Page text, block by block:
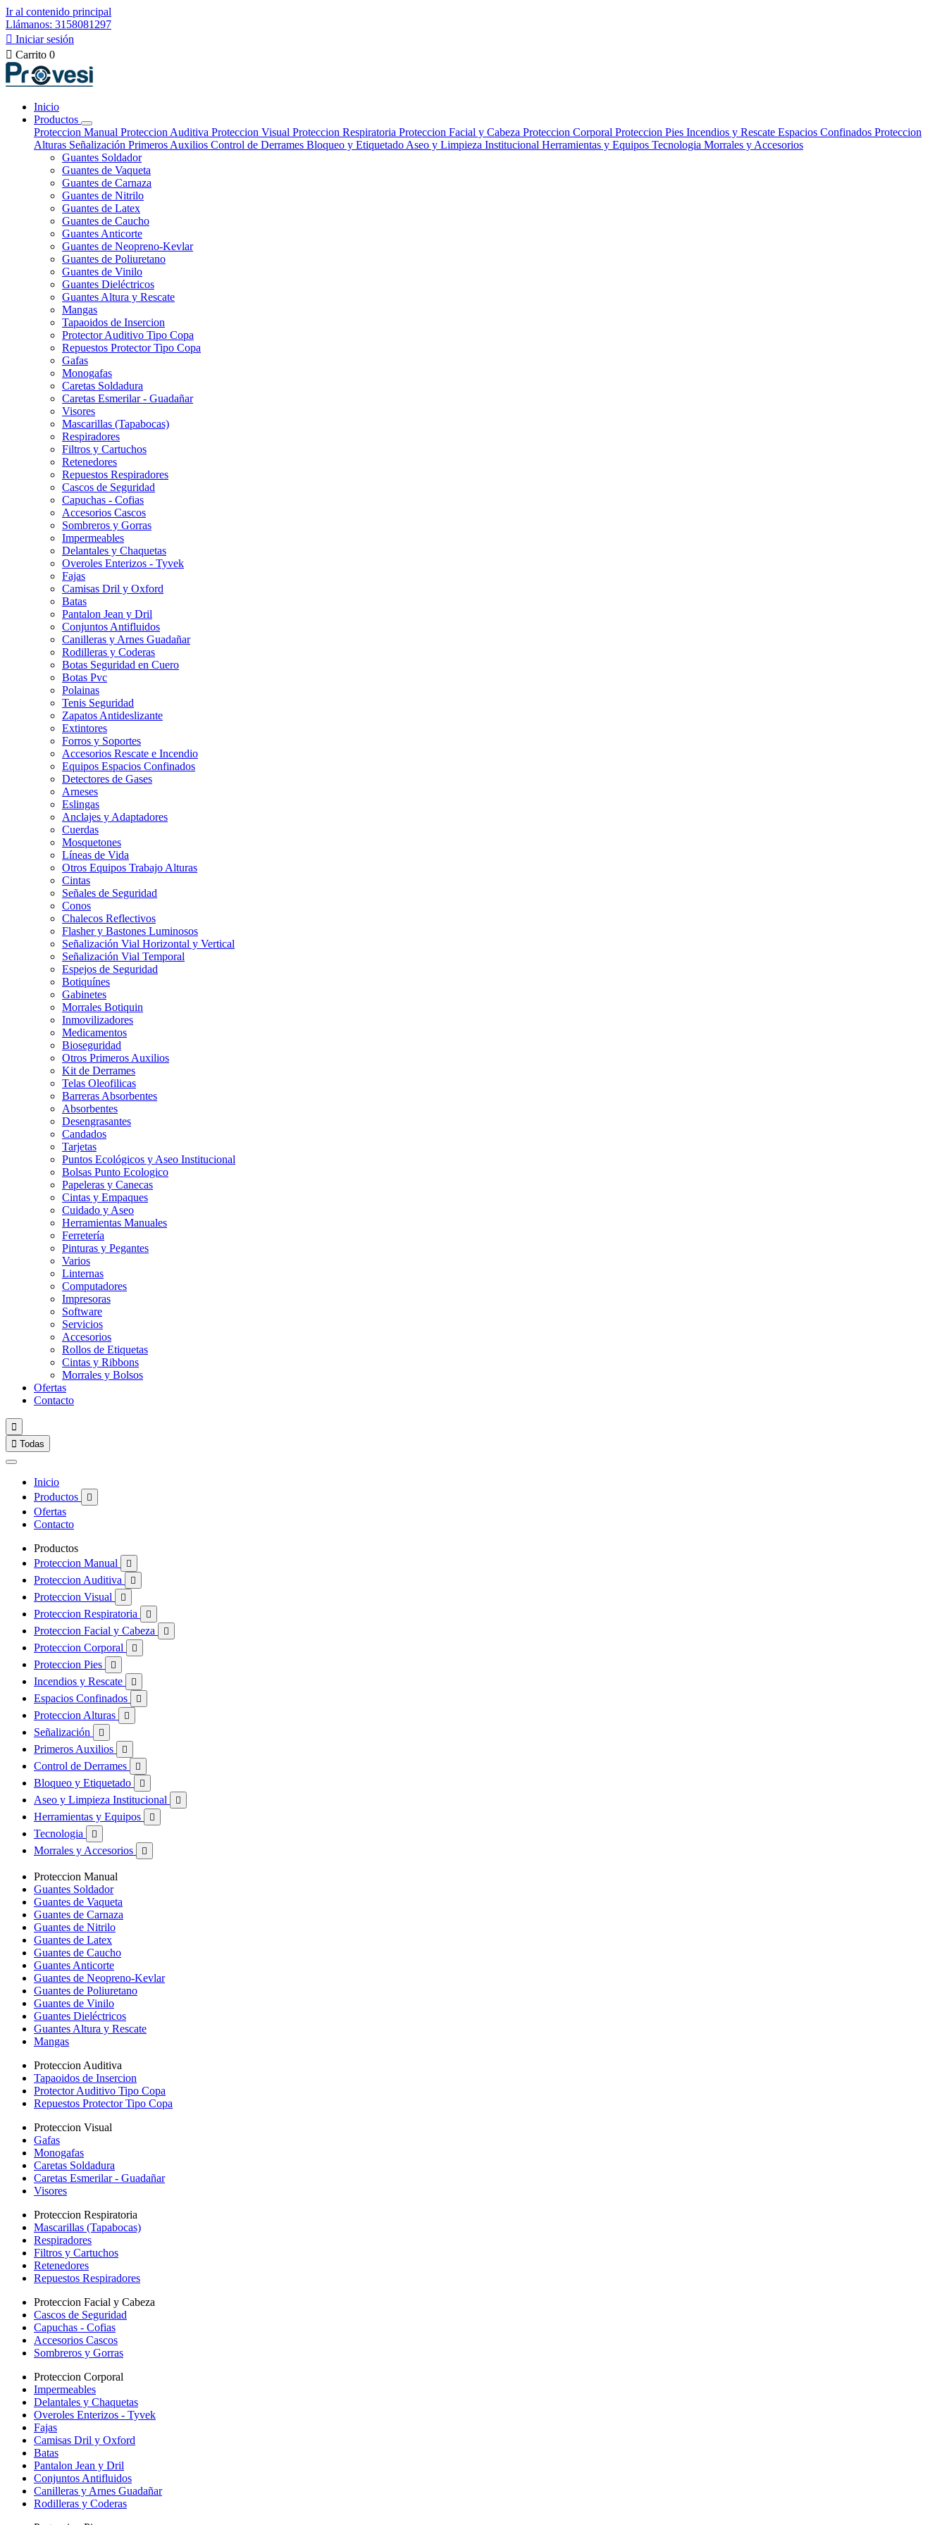
Ir al contenido principal
Llámanos: 3158081297
 Iniciar sesión
 Carrito 0
Inicio
Productos
Proteccion Manual Proteccion Auditiva Proteccion Visual Proteccion Respiratoria Proteccion Facial y Cabeza Proteccion Corporal Proteccion Pies Incendios y Rescate Espacios Confinados Proteccion
Alturas Señalización Primeros Auxilios Control de Derrames Bloqueo y Etiquetado Aseo y Limpieza Institucional Herramientas y Equipos Tecnologia Morrales y Accesorios
Guantes Soldador
Guantes de Vaqueta
Guantes de Carnaza
Guantes de Nitrilo
Guantes de Latex
Guantes de Caucho
Guantes Anticorte
Guantes de Neopreno-Kevlar
Guantes de Poliuretano
Guantes de Vinilo
Guantes Dieléctricos
Guantes Altura y Rescate
Mangas
Tapaoidos de Insercion
Protector Auditivo Tipo Copa
Repuestos Protector Tipo Copa
Gafas
Monogafas
Caretas Soldadura
Caretas Esmerilar - Guadañar
Visores
Mascarillas (Tapabocas)
Respiradores
Filtros y Cartuchos
Retenedores
Repuestos Respiradores
Cascos de Seguridad
Capuchas - Cofias
Accesorios Cascos
Sombreros y Gorras
Impermeables
Delantales y Chaquetas
Overoles Enterizos - Tyvek
Fajas
Camisas Dril y Oxford
Batas
Pantalon Jean y Dril
Conjuntos Antifluidos
Canilleras y Arnes Guadañar
Rodilleras y Coderas
Botas Seguridad en Cuero
Botas Pvc
Polainas
Tenis Seguridad
Zapatos Antideslizante
Extintores
Forros y Soportes
Accesorios Rescate e Incendio
Equipos Espacios Confinados
Detectores de Gases
Arneses
Eslingas
Anclajes y Adaptadores
Cuerdas
Mosquetones
Líneas de Vida
Otros Equipos Trabajo Alturas
Cintas
Señales de Seguridad
Conos
Chalecos Reflectivos
Flasher y Bastones Luminosos
Señalización Vial Horizontal y Vertical
Señalización Vial Temporal
Espejos de Seguridad
Botiquínes
Gabinetes
Morrales Botiquin
Inmovilizadores
Medicamentos
Bioseguridad
Otros Primeros Auxilios
Kit de Derrames
Telas Oleofilicas
Barreras Absorbentes
Absorbentes
Desengrasantes
Candados
Tarjetas
Puntos Ecológicos y Aseo Institucional
Bolsas Punto Ecologico
Papeleras y Canecas
Cintas y Empaques
Cuidado y Aseo
Herramientas Manuales
Ferretería
Pinturas y Pegantes
Varios
Linternas
Computadores
Impresoras
Software
Servicios
Accesorios
Rollos de Etiquetas
Cintas y Ribbons
Morrales y Bolsos
Ofertas
Contacto

 Todas
Inicio
Productos

Ofertas
Contacto
Productos
Proteccion Manual

Proteccion Auditiva 
Proteccion Visual 
Proteccion Respiratoria 
Proteccion Facial y Cabeza 
Proteccion Corporal 
Proteccion Pies 
Incendios y Rescate 
Espacios Confinados 
Proteccion Alturas 
Señalización 
Primeros Auxilios 
Control de Derrames 
Bloqueo y Etiquetado 
Aseo y Limpieza Institucional 
Herramientas y Equipos 
Tecnologia 
Morrales y Accesorios 
Proteccion Manual
Guantes Soldador
Guantes de Vaqueta
Guantes de Carnaza
Guantes de Nitrilo
Guantes de Latex
Guantes de Caucho
Guantes Anticorte
Guantes de Neopreno-Kevlar
Guantes de Poliuretano
Guantes de Vinilo
Guantes Dieléctricos
Guantes Altura y Rescate
Mangas
Proteccion Auditiva
Tapaoidos de Insercion
Protector Auditivo Tipo Copa
Repuestos Protector Tipo Copa
Proteccion Visual
Gafas
Monogafas
Caretas Soldadura
Caretas Esmerilar - Guadañar
Visores
Proteccion Respiratoria
Mascarillas (Tapabocas)
Respiradores
Filtros y Cartuchos
Retenedores
Repuestos Respiradores
Proteccion Facial y Cabeza
Cascos de Seguridad
Capuchas - Cofias
Accesorios Cascos
Sombreros y Gorras
Proteccion Corporal
Impermeables
Delantales y Chaquetas
Overoles Enterizos - Tyvek
Fajas
Camisas Dril y Oxford
Batas
Pantalon Jean y Dril
Conjuntos Antifluidos
Canilleras y Arnes Guadañar
Rodilleras y Coderas